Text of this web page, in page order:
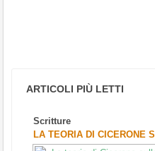
ARTICOLI PIÙ LETTI
Scritture
LA TEORIA DI CICERONE